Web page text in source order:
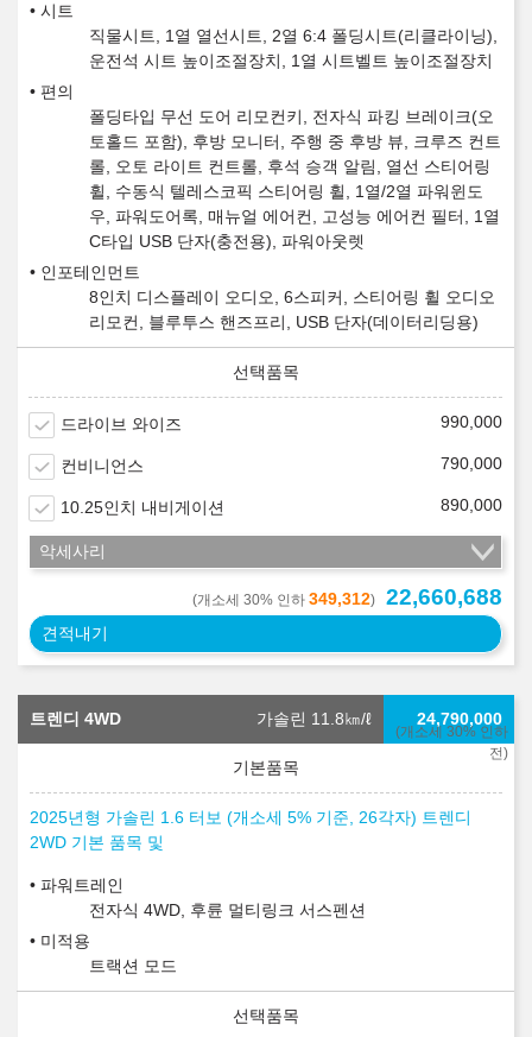
시트
직물시트, 1열 열선시트, 2열 6:4 폴딩시트(리클라이닝),
운전석 시트 높이조절장치, 1열 시트벨트 높이조절장치
편의
폴딩타입 무선 도어 리모컨키, 전자식 파킹 브레이크(오
토홀드 포함), 후방 모니터, 주행 중 후방 뷰, 크루즈 컨트
롤, 오토 라이트 컨트롤, 후석 승객 알림, 열선 스티어링
휠, 수동식 텔레스코픽 스티어링 휠, 1열/2열 파워윈도
우, 파워도어록, 매뉴얼 에어컨, 고성능 에어컨 필터, 1열
C타입 USB 단자(충전용), 파워아웃렛
인포테인먼트
8인치 디스플레이 오디오, 6스피커, 스티어링 휠 오디오
리모컨, 블루투스 핸즈프리, USB 단자(데이터리딩용)
드라이브 와이즈 990,000
컨비니언스 790,000
10.25인치 내비게이션 890,000
악세사리
(개소세 30% 인하 349,312) 22,660,688
견적내기
트렌디 4WD 가솔린 11.8㎞/ℓ
(개소세 30% 인하
전)
24,790,000
2025년형 가솔린 1.6 터보 (개소세 5% 기준, 26각자) 트렌디
2WD 기본 품목 및
파워트레인
전자식 4WD, 후륜 멀티링크 서스펜션
미적용
트랙션 모드